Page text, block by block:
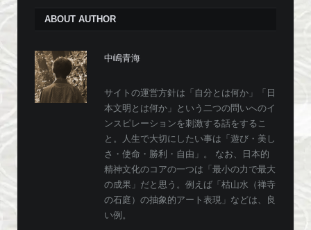
ABOUT AUTHOR
中嶋青海
サイトの運営方針は「自分とは何か」「日
本文明とは何か」という二つの問いへのイ
ンスピレーションを刺激する話をするこ
と。人生で大切にしたい事は「遊び・美し
さ・使命・勝利・自由」。 なお、日本的
精神文化のコアの一つは「最小の力で最大
の成果」だと思う。例えば「枯山水（禅寺
の石庭）の抽象的アート表現」などは、良
い例。